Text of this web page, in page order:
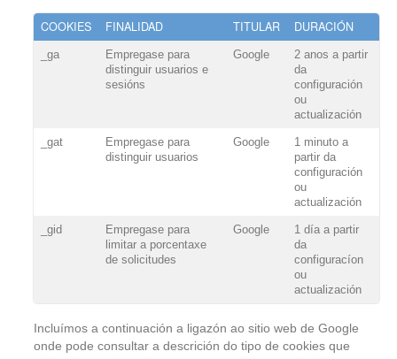
COOKIES FINALIDAD TITULAR DURACIÓN
_ga
Empregase para
distinguir usuarios e
sesións
Google
2 anos a partir
da
configuración
ou
actualización
_gat
Empregase para
distinguir usuarios
Google
1 minuto a
partir da
configuración
ou
actualización
_gid
Empregase para
limitar a porcentaxe
de solicitudes
Google
1 día a partir
da
configuracíon
ou
actualización
Incluímos a continuación a ligazón ao sitio web de Google
onde pode consultar a descrición do tipo de cookies que